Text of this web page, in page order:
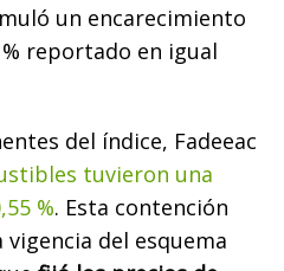
un encarecimiento
reportado en igual
del índice, Fadeeac
tuvieron una
%. Esta contención
del esquema